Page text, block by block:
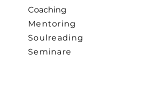
Coaching
Mentoring
Soulreading
Seminare